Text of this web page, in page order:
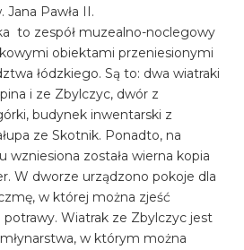
Jana Pawła II.
to zespół muzealno-noclegowy
obiektami przeniesionymi
łódzkiego. Są to: dwa wiatraki
i ze Zbylczyc, dwór z
budynek inwentarski z
ze Skotnik. Ponadto, na
wzniesiona została wierna kopia
W dworze urządzono pokoje dla
w której można zjeść
potrawy. Wiatrak ze Zbylczyc jest
w którym można